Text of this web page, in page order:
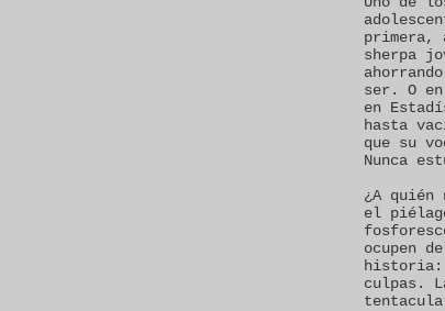
primera,
sherpa
ser. O
en
hasta
que su
Nunca
¿A quién
el
ocupen
historia:
culpas.